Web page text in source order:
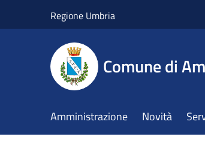
Regione Umbria
Comune di
Amministrazione Novità